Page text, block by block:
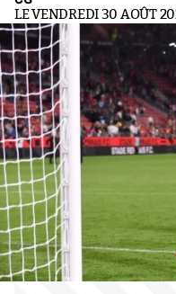
LE VENDREDI 30 AOÛT